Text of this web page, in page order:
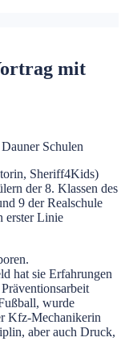
mit
Schulen
Sheriff4Kids)
der 8. Klassen des
9 der Realschule
erster Linie
hat sie Erfahrungen
wurde
Kfz-Mechanikerin
aber auch Druck,